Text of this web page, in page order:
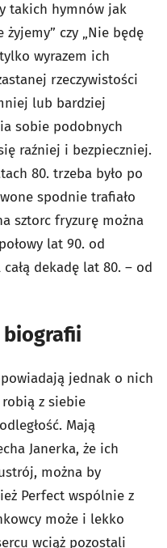
takich hymnów jak
żyjemy” czy „Nie będę
wyrazem ich
rzeczywistości
lub bardziej
sobie podobnych
raźniej i bezpieczniej.
80. trzeba było po
spodnie trafiało
sztorc fryzurę można
lat 90. od
dekadę lat 80. – od
biografii
jednak o nich
z siebie
Mają
Janerka, że ich
można by
Perfect wspólnie z
może i lekko
wciąż pozostali